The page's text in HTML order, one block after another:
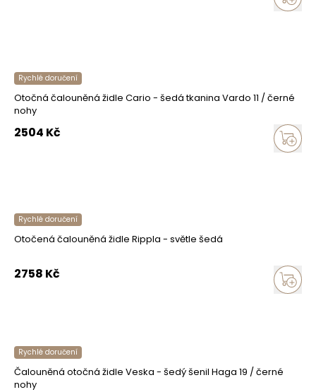
Rychlé doručení
Otočná čalouněná židle Cario - šedá tkanina Vardo 11 / černé
nohy
2504 Kč
Rychlé doručení
Otočená čalouněná židle Rippla - světle šedá
2758 Kč
Rychlé doručení
Čalouněná otočná židle Veska - šedý šenil Haga 19 / černé
nohy